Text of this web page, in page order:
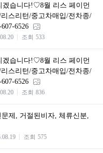
습니다!♡8월 리스 페이먼
스리턴/중고차매입/전차종/
6526
조회 533
습니다!♡8월 리스 페이먼
스리턴/중고차매입/전차종/
6526
조회 836
제, 거절된비자, 체류신분,
조회 575